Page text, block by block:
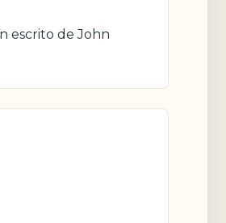
escrito de John